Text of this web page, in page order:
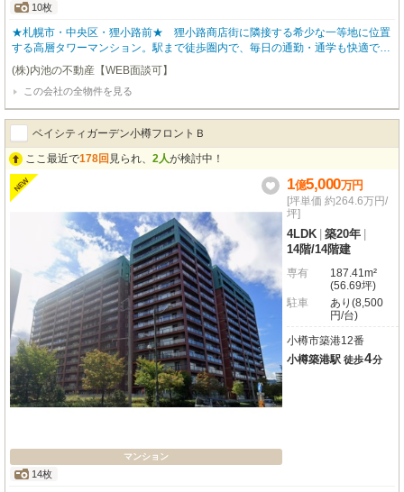
10枚
★札幌市・中央区・狸小路前★ 狸小路商店街に隣接する希少な一等地に位置
する高層タワーマンション。駅まで徒歩圏内で、毎日の通勤・通学も快適で
す。3LDKのゆとりあるレイアウトに、ワイドな窓から広がる開放感。都心の
利便性とタワーならではのラグジュアリーを両立した、満足度の高い住空間を
ご提供します。 ※他に、気になるタワマンがございましたら気軽にお問合せ下
さい。
(株)内池の不動産【WEB面談可】
この会社の全物件を見る
ベイシティガーデン小樽フロントＢ
ここ最近で178回 見られ、 2人が検討中！
NEW
マンション
14枚
1億5,000万円
[坪単価 約264.6万円/
坪]
4LDK 築20年
14階/14階建
専有
187.41m²
(56.69坪)
駐車
あり(8,500
円/台)
小樽市築港12番
小樽築港駅 徒歩4分